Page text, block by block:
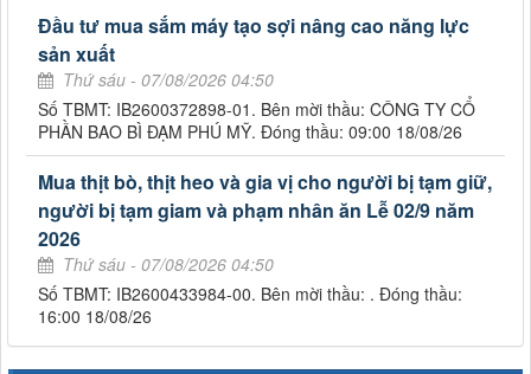
Đầu tư mua sắm máy tạo sợi nâng cao năng lực
sản xuất
Thứ sáu - 07/08/2026 04:50
Số TBMT: IB2600372898-01. Bên mời thầu: CÔNG TY CỔ
PHẦN BAO BÌ ĐẠM PHÚ MỸ. Đóng thầu: 09:00 18/08/26
Mua thịt bò, thịt heo và gia vị cho người bị tạm giữ,
người bị tạm giam và phạm nhân ăn Lễ 02/9 năm
2026
Thứ sáu - 07/08/2026 04:50
Số TBMT: IB2600433984-00. Bên mời thầu: . Đóng thầu:
16:00 18/08/26